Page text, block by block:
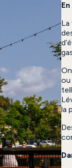
ou
la